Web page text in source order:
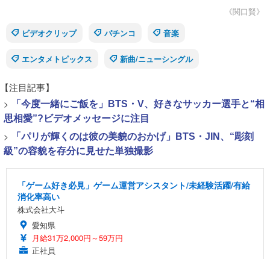
《関口賢》
ビデオクリップ
パチンコ 音楽
エンタメトピックス 新曲/ニューシングル
【注目記事】
>
「今度一緒にご飯を」BTS・V、好きなサッカー選手と“相
思相愛”?ビデオメッセージに注目
>
「パリが輝くのは彼の美貌のおかげ」BTS・JIN、“彫刻
級”の容貌を存分に見せた単独撮影
「ゲーム好き必見」ゲーム運営アシスタント/未経験活躍/有給
消化率高い
株式会社大斗
愛知県
月給31万2,000円～59万円
正社員